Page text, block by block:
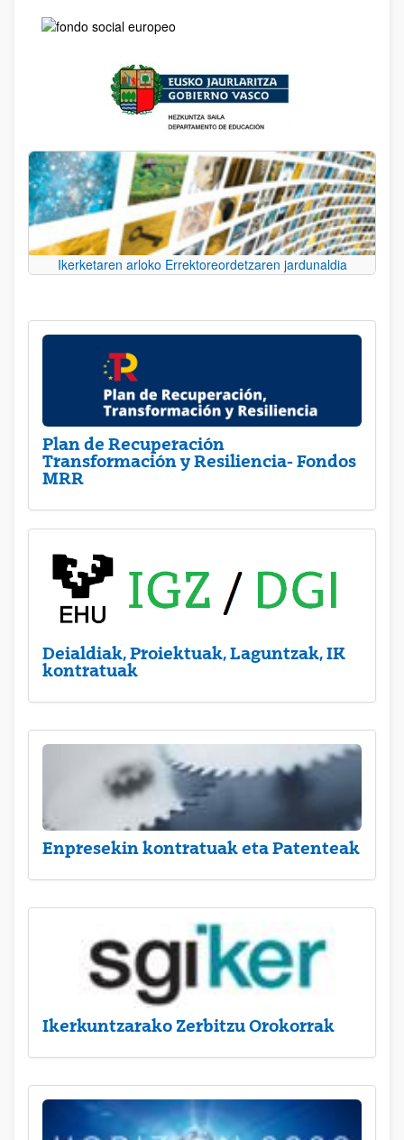
Ikerketaren arloko Errektoreordetzaren jardunaldia
Plan de Recuperación
Transformación y Resiliencia- Fondos
MRR
Deialdiak, Proiektuak, Laguntzak, IK
kontratuak
Enpresekin kontratuak eta Patenteak
Ikerkuntzarako Zerbitzu Orokorrak